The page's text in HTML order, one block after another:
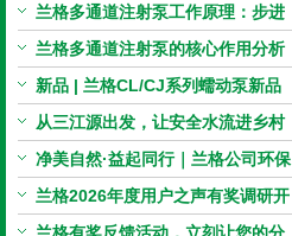
输送的科学工具
兰格多通道注射泵工作原理：步进
电机与机械传动的协同
兰格多通道注射泵的核心作用分析
新品 | 兰格CL/CJ系列蠕动泵新品
上市，小巧机身，大有可为！
从三江源出发，让安全水流进乡村
校园 | 兰格×吾水高原公益行
净美自然·益起同行｜兰格公司环保
捡拾公益活动圆满举行
兰格2026年度用户之声有奖调研开
启，京东E卡免费送！